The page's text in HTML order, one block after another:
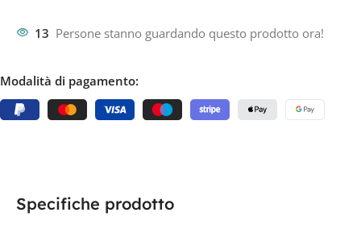
13 Persone stanno guardando questo prodotto ora!
Modalità di pagamento:
Specifiche prodotto